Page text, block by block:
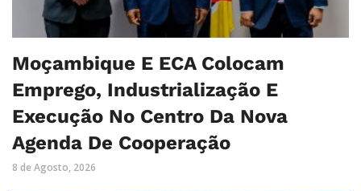
Moçambique E ECA Colocam
Emprego, Industrialização E
Execução No Centro Da Nova
Agenda De Cooperação
8 de Agosto, 2026